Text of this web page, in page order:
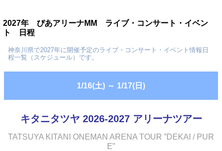
2027年 ぴあアリーナMM ライブ・コンサート・イベン
ト 日程
神奈川県で2027年に開催予定のライブ・コンサート・イベント情報日
程一覧（スケジュール）です。
1/16(土) ～ 1/17(日)
キタニタツヤ 2026-2027 アリーナツアー
TATSUYA KITANI ONEMAN ARENA TOUR ”DEKAI / PUR
E”